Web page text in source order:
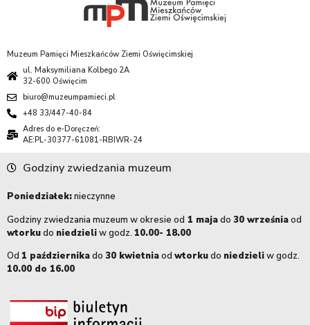
Muzeum Pamięci Mieszkańców Ziemi Oświęcimskiej
ul. Maksymiliana Kolbego 2A
32-600 Oświęcim
biuro@muzeumpamieci.pl
+48 33/447-40-84
Adres do e-Doręczeń:
AE:PL-30377-61081-RBIWR-24
Godziny zwiedzania muzeum
Poniedziałek:nieczynne
Godziny zwiedzania muzeum w okresie od 1 majado 30 wrześniaod
wtorkudo niedzieliw godz. 10.00- 18.00
Od 1 październikado 30 kwietniaod wtorkudo niedzieliw godz.
10.00 do 16.00